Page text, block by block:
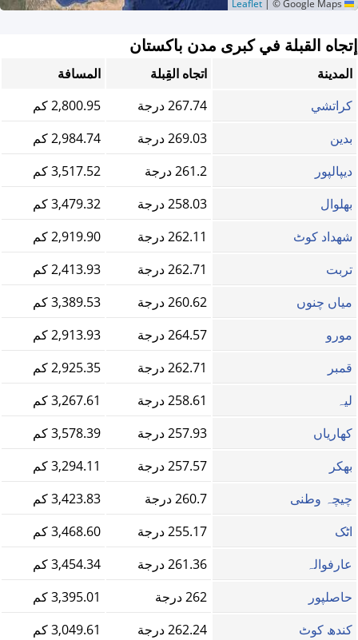
© Google Maps
إتجاه القبلة في كبرى مدن باكستان
المدينة اتجاه القِبلة
المسافة
كراتشي
267.74 درجة
2,800.95 كم
بدین
269.03 درجة
2,984.74 كم
دیپالپور
261.2 درجة
3,517.52 كم
بھلوال
258.03 درجة
3,479.32 كم
شهداد کوٹ
262.11 درجة
2,919.90 كم
تربت
262.71 درجة
2,413.93 كم
میاں چنوں
260.62 درجة
3,389.53 كم
مورو
264.57 درجة
2,913.93 كم
قمبر
262.71 درجة
2,925.35 كم
لیہ
258.61 درجة
3,267.61 كم
کھاریاں
257.93 درجة
3,578.39 كم
بھکر
257.57 درجة
3,294.11 كم
چیچہ وطنی
260.7 درجة
3,423.83 كم
اٹک
255.17 درجة
3,468.60 كم
عارفوالہ
261.36 درجة
3,454.34 كم
حاصلپور
262 درجة
3,395.01 كم
کندھ کوٹ
262.24 درجة
3,049.61 كم